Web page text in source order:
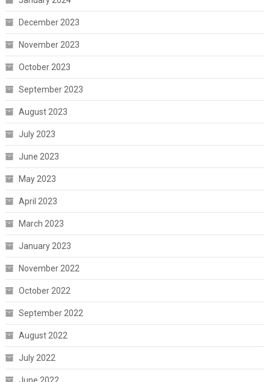
December 2023
November 2023
October 2023
September 2023
August 2023
July 2023
June 2023
May 2023
April 2023
March 2023
January 2023
November 2022
October 2022
September 2022
August 2022
July 2022
June 2022